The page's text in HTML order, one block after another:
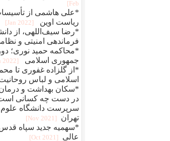
Feb]
*علی هاشمی از
ریاست اوین
[2022 Jan]
*رضا سیف‌اللهی، از
فرماندهی امنیتی و
*محاکمه حميد نوری؛
جمهوری اسلامی
[2022 Jan]
*از گلزاده غفوری تا
اسلامی و لباس
*سکان بهداشت و
در دست چه کسانی
سرپرست دانشگاه
تهران
[2021 Nov]
*سهمیه جدید سپاه
عالی
[2021 Oct]